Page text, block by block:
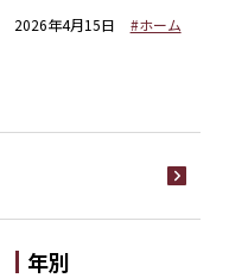
2026年4月15日 #ホーム
年別